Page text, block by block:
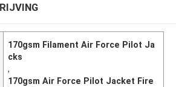
170gsm Filament Air Force Pilot Ja
cks
,
170gsm Air Force Pilot Jacket Fire